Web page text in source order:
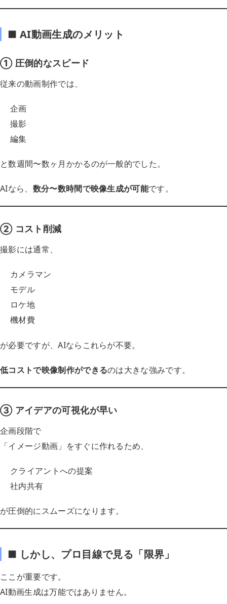
■ AI動画生成のメリット
① 圧倒的なスピード
従来の動画制作では、
企画
撮影
編集
と数週間〜数ヶ月かかるのが一般的でした。
AIなら、 数分〜数時間で映像生成が可能です。
② コスト削減
撮影には通常、
カメラマン
モデル
ロケ地
機材費
が必要ですが、AIならこれらが不要。
低コストで映像制作ができるのは大きな強みです。
③ アイデアの可視化が早い
企画段階で
「イメージ動画」をすぐに作れるため、
クライアントへの提案
社内共有
が圧倒的にスムーズになります。
■ しかし、プロ目線で見る「限界」
ここが重要です。
AI動画生成は万能ではありません。